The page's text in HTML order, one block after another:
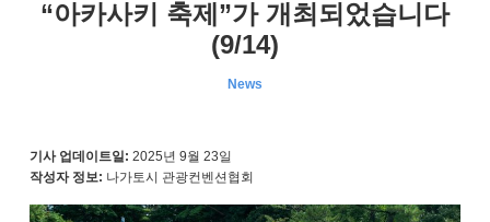
“아카사키 축제”가 개최되었습니다
(9/14)
News
기사 업데이트일: 2025년 9월 23일
작성자 정보: 나가토시 관광컨벤션협회